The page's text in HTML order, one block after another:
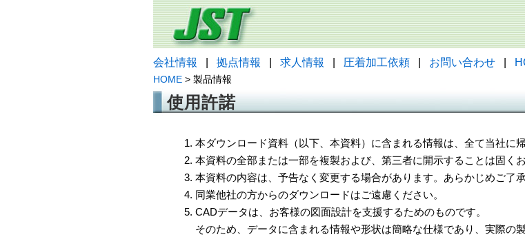
会社情報 拠点情報 求人情報 圧着加工依頼 お問い合わせ
HOME > 製品情報
使用許諾
1. 本ダウンロード資料（以下、本資料）に含まれる情報は、全て当社に帰
2. 本資料の全部または一部を複製および、第三者に開示することは固く
3. 本資料の内容は、予告なく変更する場合があります。あらかじめご了承
4. 同業他社の方からのダウンロードはご遠慮ください。
5. CADデータは、お客様の図面設計を支援するためのものです。
そのため、データに含まれる情報や形状は簡略な仕様であり、実際の